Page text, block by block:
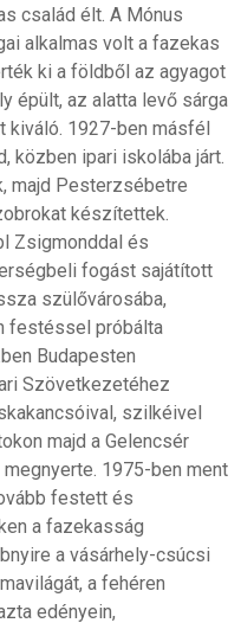
család élt. A Mónus
alkalmas volt a fazekas
ki a földből az agyagot
épült, az alatta levő sárga
1927-ben másfél
közben ipari iskolába járt.
majd Pesterzsébetre
készítettek.
Zsigmonddal és
fogást sajátított
szülővárosába,
festéssel próbálta
Budapesten
Szövetkezetéhez
szilkéivel
majd a Gelencsér
1975-ben ment
festett és
a fazekasság
a vásárhely-csúcsi
a fehéren
edényein,